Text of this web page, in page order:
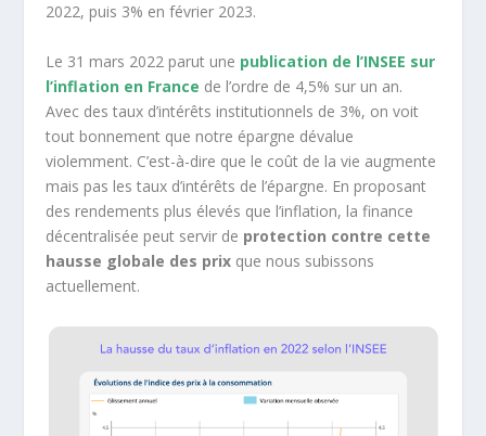
2022, puis 3% en février 2023.
Le 31 mars 2022 parut une publication de l’INSEE sur
l’inflation en France de l’ordre de 4,5% sur un an.
Avec des taux d’intérêts institutionnels de 3%, on voit
tout bonnement que notre épargne dévalue
violemment. C’est-à-dire que le coût de la vie augmente
mais pas les taux d’intérêts de l’épargne. En proposant
des rendements plus élevés que l’inflation, la finance
décentralisée peut servir de protection contre cette
hausse globale des prix que nous subissons
actuellement.